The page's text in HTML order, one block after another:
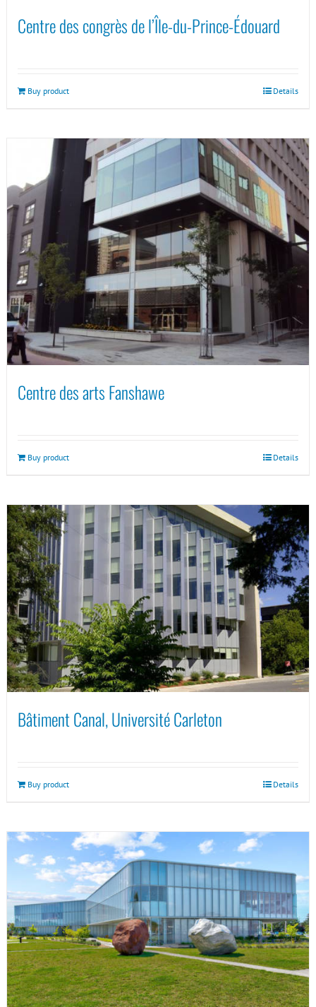
Centre des congrès de l’Île-du-Prince-Édouard
Buy product Details
Centre des arts Fanshawe
Buy product Details
Bâtiment Canal, Université Carleton
Buy product Details